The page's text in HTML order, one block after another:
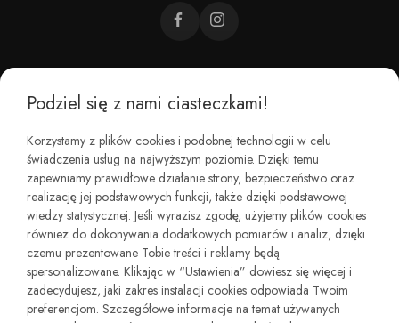
CZEMU BAREFOOT?
KIM JESTEŚMY?
REGULAMINY I ZWROTY
Podziel się z nami ciasteczkami!
Korzystamy z plików cookies i podobnej technologii w celu
świadczenia usług na najwyższym poziomie. Dzięki temu
zapewniamy prawidłowe działanie strony, bezpieczeństwo oraz
realizację jej podstawowych funkcji, także dzięki podstawowej
wiedzy statystycznej. Jeśli wyrazisz zgodę, użyjemy plików cookies
również do dokonywania dodatkowych pomiarów i analiz, dzięki
czemu prezentowane Tobie treści i reklamy będą
spersonalizowane. Klikając w “Ustawienia” dowiesz się więcej i
zadecydujesz, jaki zakres instalacji cookies odpowiada Twoim
preferencjom. Szczegółowe informacje na temat używanych